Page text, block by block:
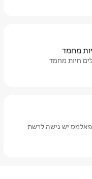
מחמד
הפאלמס יש גישה לרשת